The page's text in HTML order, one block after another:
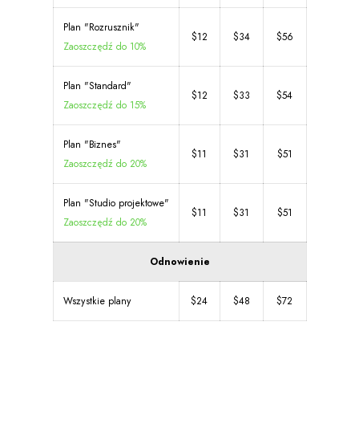
Plan "Rozrusznik"
Zaoszczędź do 10%
$12 $34 $56
Plan "Standard"
Zaoszczędź do 15%
$12 $33 $54
Plan "Biznes"
Zaoszczędź do 20%
$11 $31 $51
Plan "Studio projektowe"
Zaoszczędź do 20%
$11 $31 $51
Odnowienie
Wszystkie plany $24 $48 $72